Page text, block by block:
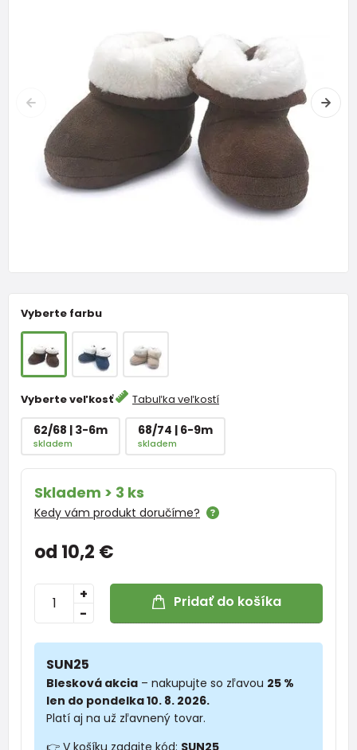
Vyberte farbu
Vyberte veľkosť Tabuľka veľkostí
62/68 | 3-6m
skladem
68/74 | 6-9m
skladem
Skladem > 3 ks
Kedy vám produkt doručíme?
od 10,2 €
-
+ Pridať do košíka
SUN25
Blesková akcia – nakupujte so zľavou 25 %
len do pondelka 10. 8. 2026.
Platí aj na už zľavnený tovar.
👉 V košíku zadajte kód: SUN25